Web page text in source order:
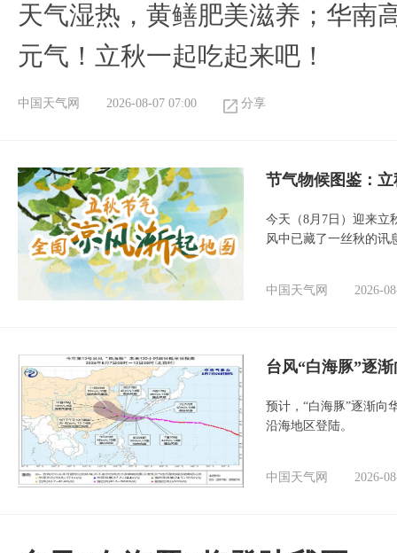
天气湿热，黄鳝肥美滋养；华南
元气！立秋一起吃起来吧！
中国天气网 2026-08-07 07:00 分享
节气物候图鉴：
今天（8月7日）迎来立
风中已藏了一丝秋的讯
中国天气网 2026-
台风“白海豚”逐
预计，“白海豚”逐渐向
沿海地区登陆。
中国天气网 2026-